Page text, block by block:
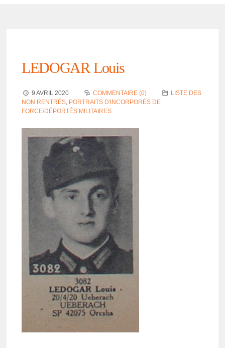
LEDOGAR Louis
9 AVRIL 2020 COMMENTAIRE (0)
LISTE DES
NON RENTRÉS, PORTRAITS D'INCORPORÉS DE
FORCE/DÉPORTÉS MILITAIRES